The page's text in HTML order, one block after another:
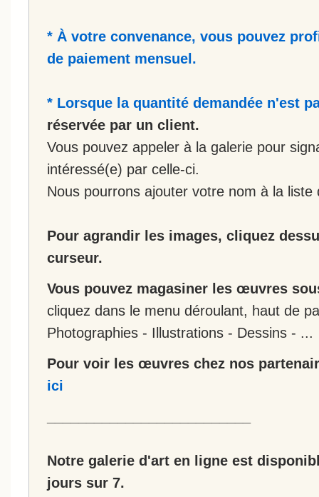
* À votre convenance, vous pouvez
de paiement mensuel.
* Lorsque la quantité demandée n'est
réservée par un client.
Vous pouvez appeler à la galerie pour
intéressé(e) par celle-ci.
Nous pourrons ajouter votre nom à la liste
Pour agrandir les images, cliquez
curseur.
Vous pouvez magasiner les œuvres
cliquez dans le menu déroulant, haut de
Photographies - Illustrations - Dessins - ...
Pour voir les œuvres chez nos
ici
Notre galerie d'art en ligne est
jours sur 7.